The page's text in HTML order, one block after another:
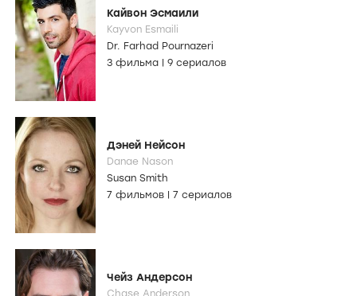
Кайвон Эсмаили
Kayvon Esmaili
Dr. Farhad Pournazeri
3 фильма
9 сериалов
Дэней Нейсон
Danae Nason
Susan Smith
7 фильмов
7 сериалов
Чейз Андерсон
Chase Anderson